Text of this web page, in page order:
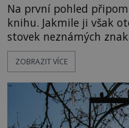
Na první pohled
knihu. Jakmile ji však
stovek neznámých
textu, který už téměř
pokusům o rozluštění.
jistotou neví, kdo jej
vlastně vypráví. Rohoncský kodex se poprvé
objevuje v roce
ZOBRAZIT VÍCE